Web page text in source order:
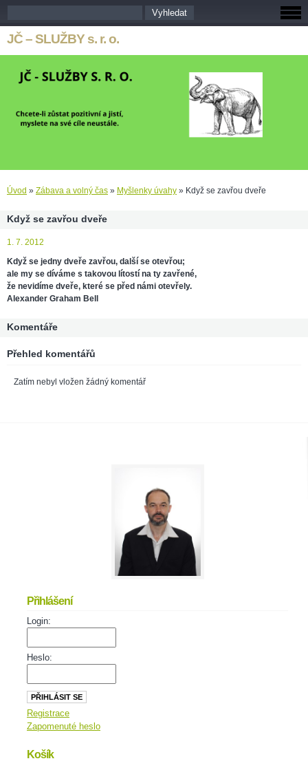
JČ – SLUŽBY s. r. o.
Úvod » Zábava a volný čas » Myšlenky úvahy » Když se zavřou dveře
Když se zavřou dveře
1. 7. 2012
Když se jedny dveře zavřou, další se otevřou;
ale my se díváme s takovou lítostí na ty zavřené,
že nevidíme dveře, které se před námi otevřely.
Alexander Graham Bell
Komentáře
Přehled komentářů
Zatím nebyl vložen žádný komentář
Přihlášení
Login:
Heslo:
Registrace
Zapomenuté heslo
Košík